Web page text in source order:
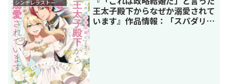
シンデレラストーリー
王太子殿下からなぜか溺愛されて
います』作品情報：「スパダリ王